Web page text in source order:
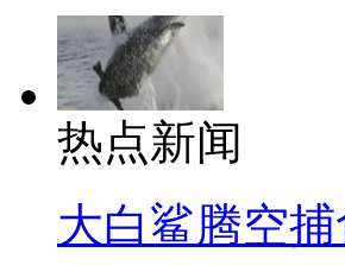
热点新闻
大白鲨腾空